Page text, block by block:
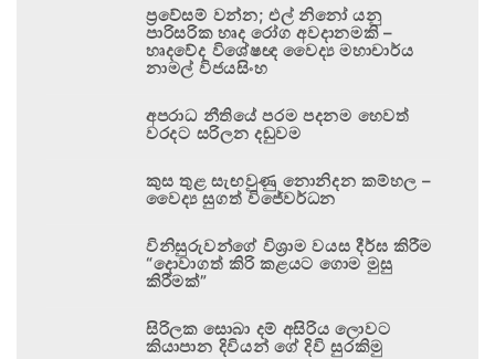
ප්‍රවේසම් වන්න; එල් නිනෝ යනු
පාරිසරික හෘද රෝග අවදානමකි –
හෘදවේද විශේෂඥ වෛද්‍ය මහාචාර්ය
නාමල් විජයසිංහ
අපරාධ නීතියේ පරම පදනම හෙවත්
වරදට සරිලන දඬුවම
කුස තුළ සැඟවුණු නොනිදන කම්හල –
වෛද්‍ය සුගත් විජේවර්ධන
විනිසුරුවන්ගේ විශ්‍රාම වයස දීර්ඝ කිරීම
“දොවාගත් කිරි කළයට ගොම මුසු
කිරීමක්”
සිරිලක සොබා දම් අසිරිය ලොවට
කියාපාන දිවියන් ගේ දිවි සුරකිමු